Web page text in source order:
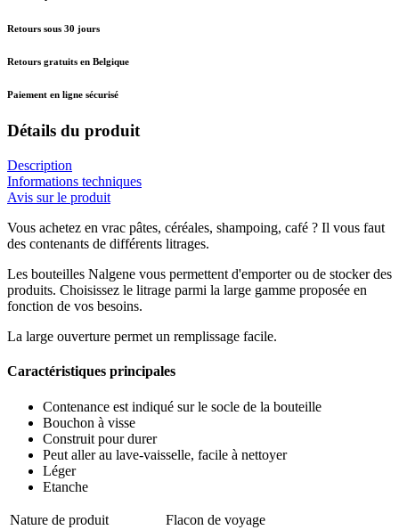
Retours sous 30 jours
Retours gratuits en Belgique
Paiement en ligne sécurisé
Détails du produit
Description
Informations techniques
Avis sur le produit
Vous achetez en vrac pâtes, céréales, shampoing, café ? Il vous faut
des contenants de différents litrages.
Les bouteilles Nalgene vous permettent d'emporter ou de stocker des
produits. Choisissez le litrage parmi la large gamme proposée en
fonction de vos besoins.
La large ouverture permet un remplissage facile.
Caractéristiques principales
Contenance est indiqué sur le socle de la bouteille
Bouchon à visse
Construit pour durer
Peut aller au lave-vaisselle, facile à nettoyer
Léger
Etanche
Nature de produit
Flacon de voyage